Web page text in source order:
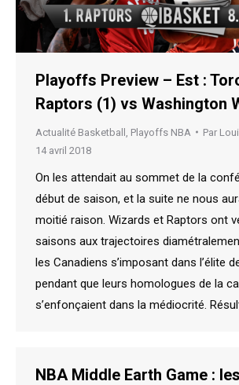
Playoffs Preview – Est :
Raptors (1) vs Washington
Actualité Basketball Playoffs NBA Par
14 avril 2018
On les attendait au sommet de la
début de saison, et la suite ne nous
moitié raison. Wizards et Raptors ont
saisons aux trajectoires
les Canadiens s’imposant dans l’élite
pendant que leurs homologues de la
s’enfonçaient dans la médiocrité.
NBA Middle Earth Game :